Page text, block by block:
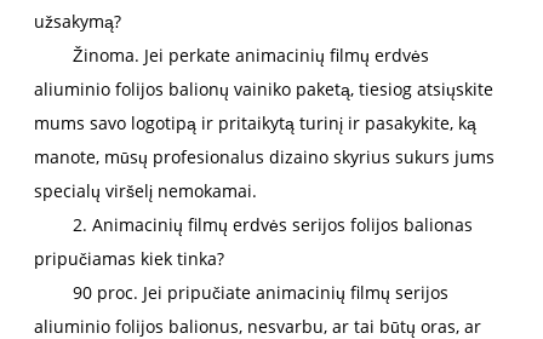
užsakymą?
Žinoma. Jei perkate animacinių filmų erdvės
aliuminio folijos balionų vainiko paketą, tiesiog atsiųskite
mums savo logotipą ir pritaikytą turinį ir pasakykite, ką
manote, mūsų profesionalus dizaino skyrius sukurs jums
specialų viršelį nemokamai.
2. Animacinių filmų erdvės serijos folijos balionas
pripučiamas kiek tinka?
90 proc. Jei pripučiate animacinių filmų serijos
aliuminio folijos balionus, nesvarbu, ar tai būtų oras, ar